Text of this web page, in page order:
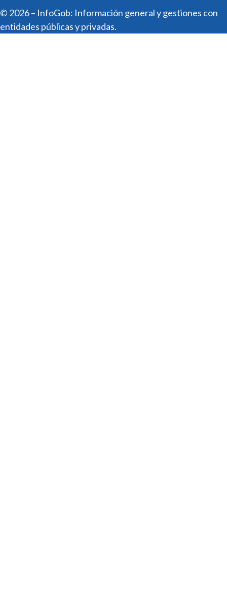
© 2026 – InfoGob: Información general y gestiones con
entidades públicas y privadas.